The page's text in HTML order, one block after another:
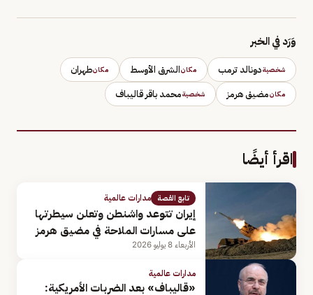
وَرَد في الخبر
شخصيةدونالد ترمب مكانالشرق الأوسط مكانطهران
مكانمضيق هرمز شخصيةمحمد باقر قاليباف
اقرأ أيضًا
تابع القصة مدارات عالمية
إيران تتوعد واشنطن وتعلن سيطرتها
على مسارات الملاحة في مضيق هرمز
الأربعاء 8 يوليو 2026
مدارات عالمية
«قاليباف» بعد الضربات الأمريكية: